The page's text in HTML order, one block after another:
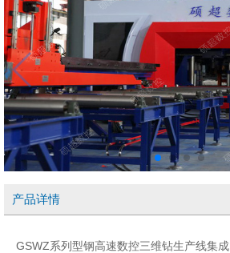
产品详情
GSWZ系列型钢高速数控三维钻生产线集